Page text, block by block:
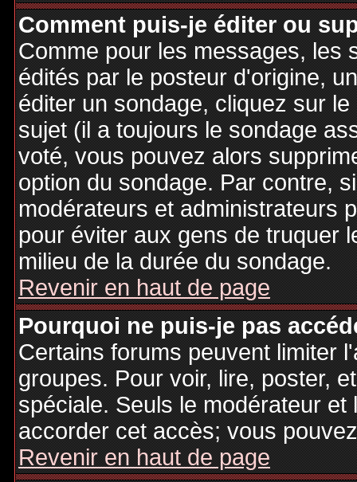
Comment puis-je éditer ou
Comme pour les messages, les
édités par le posteur d'origine,
éditer un sondage, cliquez sur
sujet (il a toujours le sondage
voté, vous pouvez alors
option du sondage. Par contre,
modérateurs et administrateurs
pour éviter aux gens de truquer
milieu de la durée du sondage.
Revenir en haut de page
Pourquoi ne puis-je pas
Certains forums peuvent limiter
groupes. Pour voir, lire, poster,
spéciale. Seuls le modérateur
accorder cet accès; vous
Revenir en haut de page